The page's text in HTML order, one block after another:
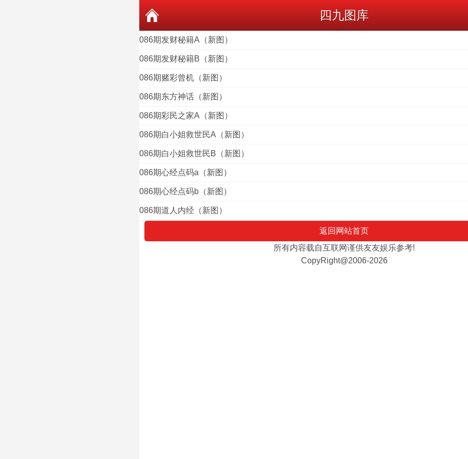
四九图库
086期发财秘籍A（新图）
086期发财秘籍B（新图）
086期赌彩曾机（新图）
086期东方神话（新图）
086期彩民之家A（新图）
086期白小姐救世民A（新图）
086期白小姐救世民B（新图）
086期心经点码a（新图）
086期心经点码b（新图）
086期道人内经（新图）
返回网站首页
所有内容载自互联网谨供友友娱乐参考!
CopyRight@2006-2026